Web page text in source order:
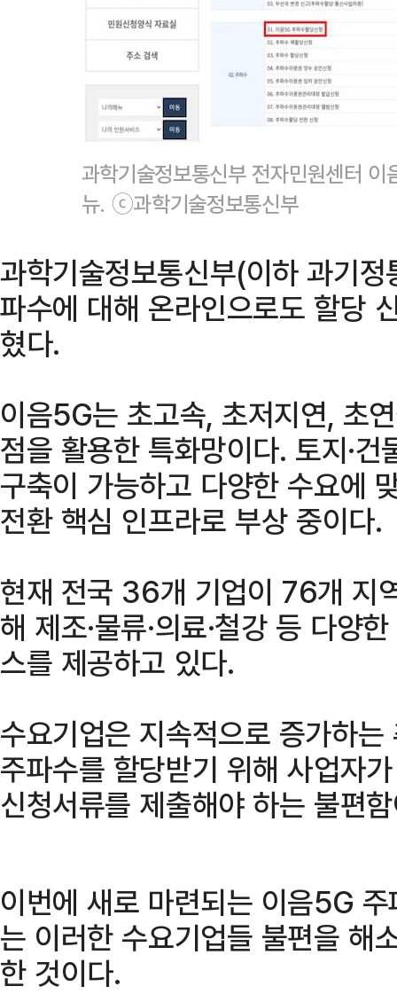
과학기술정보통신부 전자민원센터
뉴. ⓒ과학기술정보통신부
과학기술정보통신부(이하 과기
파수에 대해 온라인으로도 할당
혔다.
이음5G는 초고속, 초저지연, 초
점을 활용한 특화망이다. 토지·
구축이 가능하고 다양한 수요에
전환 핵심 인프라로 부상 중이다.
현재 전국 36개 기업이 76개 지
해 제조·물류·의료·철강 등 다양
스를 제공하고 있다.
수요기업은 지속적으로 증가하
주파수를 할당받기 위해 사업자
신청서류를 제출해야 하는 불편
이번에 새로 마련되는 이음5G
는 이러한 수요기업들 불편을 해
한 것이다.